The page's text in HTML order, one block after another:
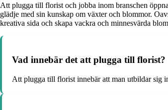
Att plugga till florist och jobba inom branschen
glädje med sin kunskap om växter och blommor.
kreativa sida och skapa vackra och minnesvärda
Vad innebär det att plugga till florist?
Att plugga till florist innebär att man utbildar sig